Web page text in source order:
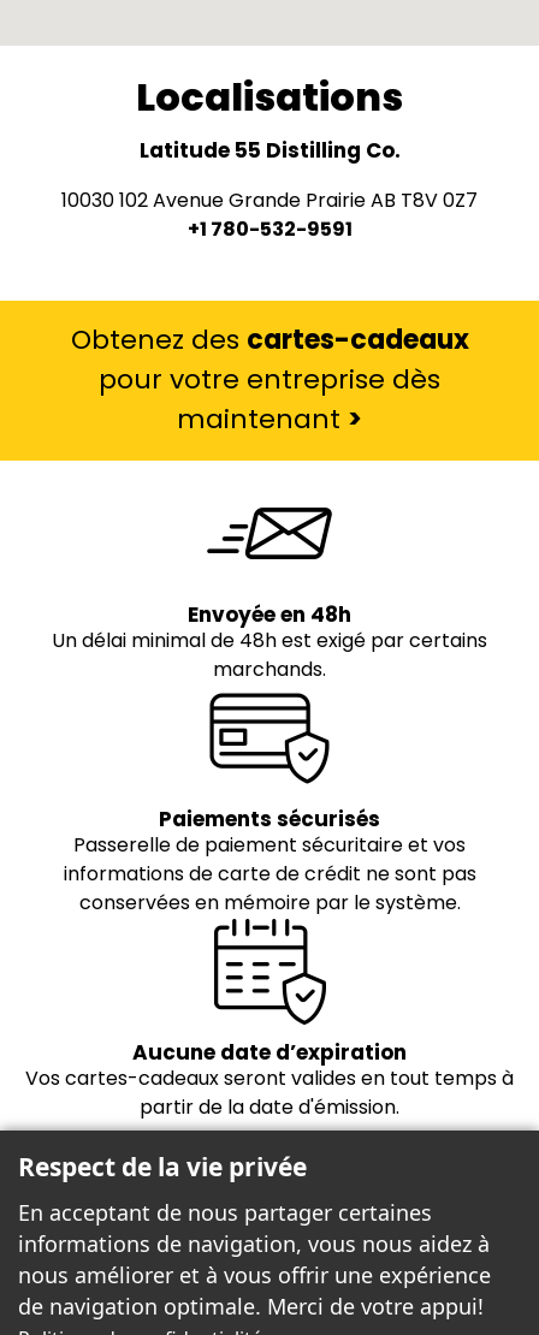
Localisations
Latitude 55 Distilling Co.
10030 102 Avenue Grande Prairie AB T8V 0Z7
+1 780-532-9591
Obtenez des cartes-cadeaux
pour votre entreprise dès
maintenant >
Envoyée en 48h
Un délai minimal de 48h est exigé par certains
marchands.
Paiements sécurisés
Passerelle de paiement sécuritaire et vos
informations de carte de crédit ne sont pas
conservées en mémoire par le système.
Aucune date d’expiration
Vos cartes-cadeaux seront valides en tout temps à
partir de la date d'émission.
Respect de la vie privée
En acceptant de nous partager certaines
informations de navigation, vous nous aidez à
nous améliorer et à vous offrir une expérience
de navigation optimale. Merci de votre appui!